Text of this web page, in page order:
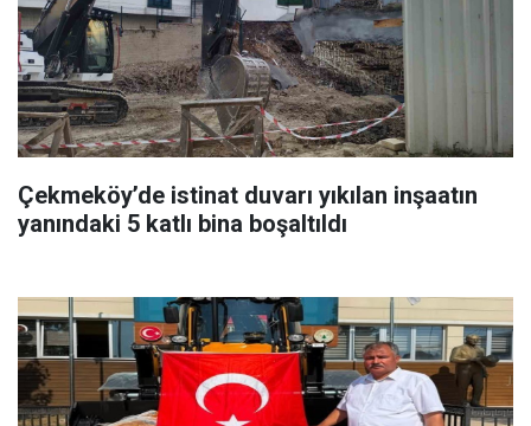
Çekmeköy’de istinat duvarı yıkılan inşaatın
yanındaki 5 katlı bina boşaltıldı